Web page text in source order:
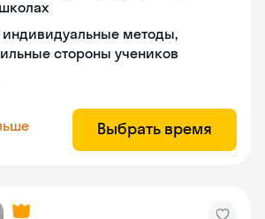
индивидуальные методы,
стороны учеников
Выбрать время